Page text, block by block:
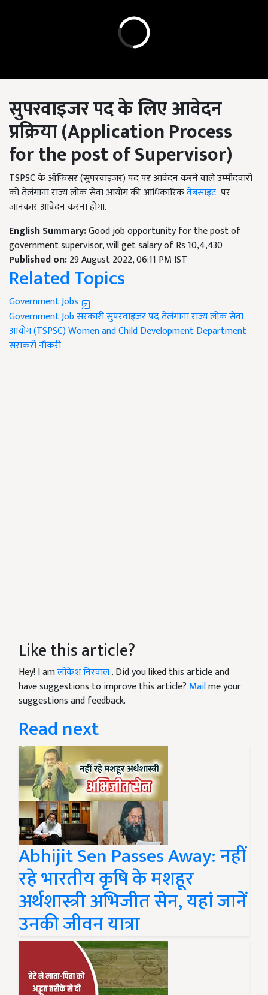
सुपरवाइजर पदके लिएआवेदन
प्रक्रिया(Application Process
for the post of Supervisor)
TSPSC के ऑफिसर (सुपरवाइजर) पद पर आवेदन करने वाले उम्मीदवारों
को तेलंगाना राज्य लोक सेवा आयोग की आधिकारिकवेबसाइट पर
जानकार आवेदन करना होगा.
English Summary:Good job opportunity for the post of
government supervisor, will get salary of Rs 10,4,430
Published on:29 August 2022, 06:11 PM IST
Related Topics
Government Jobs
Government Jobसरकारी सुपरवाइजर पदतेलंगाना राज्य लोक सेवा
आयोग (TSPSC)Women and Child Development Department
सराकरी नौकरी
Like this article?
Hey! I amलोकेश निरवाल. Did you liked this article and
have suggestions to improve this article? Mailme your
suggestions and feedback.
Read next
Abhijit Sen Passes Away: नहीं
रहे भारतीय कृषि के मशहूर
अर्थशास्त्री अभिजीत सेन, यहां जानें
उनकी जीवन यात्रा